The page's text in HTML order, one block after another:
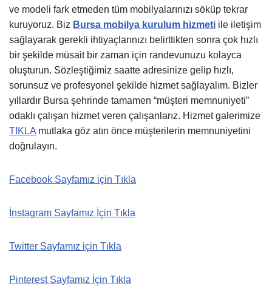
ve modeli fark etmeden tüm mobilyalarınızı söküp tekrar
kuruyoruz. Biz Bursa mobilya kurulum hizmeti ile iletişim
sağlayarak gerekli ihtiyaçlarınızı belirttikten sonra çok hızlı
bir şekilde müsait bir zaman için randevunuzu kolayca
oluşturun. Sözleştiğimiz saatte adresinize gelip hızlı,
sorunsuz ve profesyonel şekilde hizmet sağlayalım. Bizler
yıllardır Bursa şehrinde tamamen “müşteri memnuniyeti”
odaklı çalışan hizmet veren çalışanlarız. Hizmet galerimize
TIKLA mutlaka göz atın önce müşterilerin memnuniyetini
doğrulayın.
Facebook Sayfamız için Tıkla
İnstagram Sayfamız İçin Tıkla
Twitter Sayfamız için Tıkla
Pinterest Sayfamız İçin Tıkla